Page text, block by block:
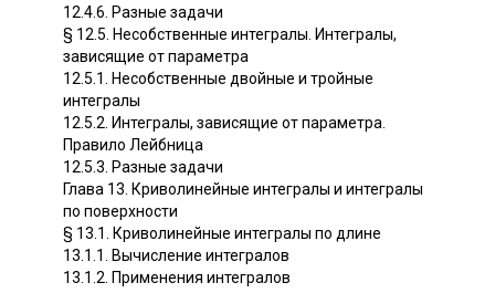
12.4.6. Разные задачи
§ 12.5. Несобственные интегралы. Интегралы,
зависящие от параметра
12.5.1. Несобственные двойные и тройные
интегралы
12.5.2. Интегралы, зависящие от параметра.
Правило Лейбница
12.5.3. Разные задачи
Глава 13. Криволинейные интегралы и интегралы
по поверхности
§ 13.1. Криволинейные интегралы по длине
13.1.1. Вычисление интегралов
13.1.2. Применения интегралов